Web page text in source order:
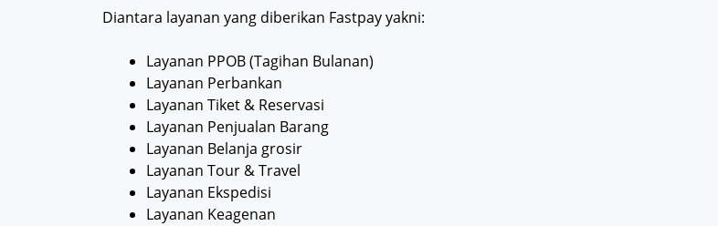
Diantara layanan yang diberikan Fastpay yakni:
Layanan PPOB (Tagihan Bulanan)
Layanan Perbankan
Layanan Tiket & Reservasi
Layanan Penjualan Barang
Layanan Belanja grosir
Layanan Tour & Travel
Layanan Ekspedisi
Layanan Keagenan